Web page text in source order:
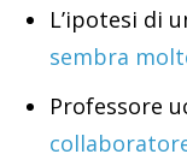
L’ipotesi di
sembra
Professore